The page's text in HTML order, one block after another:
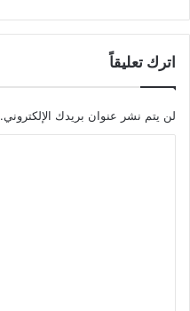
اترك تعليقاً
لن يتم نشر عنوان بريدك الإلكتروني.